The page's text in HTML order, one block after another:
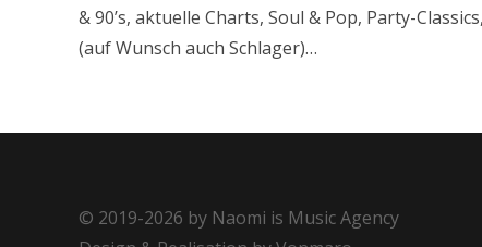
& 90’s, aktuelle Charts, Soul & Pop, Party-
(auf Wunsch auch Schlager)…
© 2019-2026 by Naomi is Music Agency